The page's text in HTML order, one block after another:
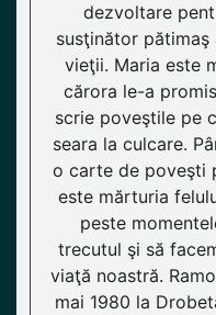
dezvoltare
susţinător
vieţii. Maria este
cărora le-a
scrie poveştile pe
seara la culcare.
o carte de poveşti
este mărturia
peste
trecutul şi să
viaţă noastră.
mai 1980 la